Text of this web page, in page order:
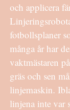
och applicera
fotbollsplaner
många år har
vaktmästaren
gräs och sen
linjemaskin.
linjena inte var